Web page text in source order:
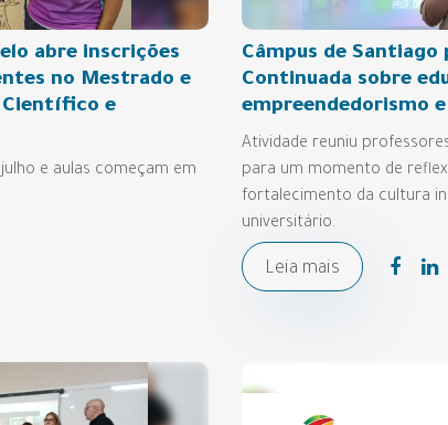
abre inscrições
no Mestrado e
Científico e
e aulas começam em
Câmpus de Santiago
Continuada sobre
empreendedorismo
Atividade reuniu
para um momento de
fortalecimento da cultura
universitário.
Leia mais